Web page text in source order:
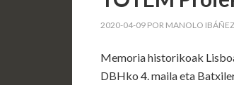
2020-04-09 POR MANOLO IBÁÑEZ
Memoria historikoak
DBHko 4. maila eta